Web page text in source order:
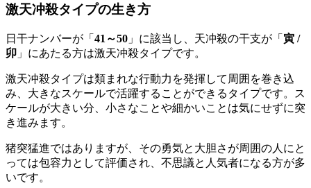
激天冲殺タイプの生き方
日干ナンバーが「 41～50 」に該当し、天冲殺の干支が「 寅 /
卯 」にあたる方は激天冲殺タイプです。
激天冲殺タイプは類まれな行動力を発揮して周囲を巻き込
み、大きなスケールで活躍することができるタイプです。ス
ケールが大きい分、小さなことや細かいことは気にせずに突
き進みます。
猪突猛進ではありますが、その勇気と大胆さが周囲の人にと
っては包容力として評価され、不思議と人気者になる方が多
いです。